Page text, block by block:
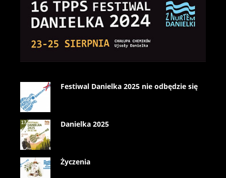
Festiwal Danielka 2025 nie odbędzie się
Danielka 2025
Życzenia